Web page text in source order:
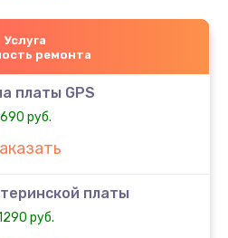
Услуга
ремонта
платы GPS
690 руб.
платы
руб.